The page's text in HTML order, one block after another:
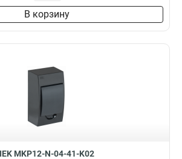
В корзину
IEK MKP12-N-04-41-K02